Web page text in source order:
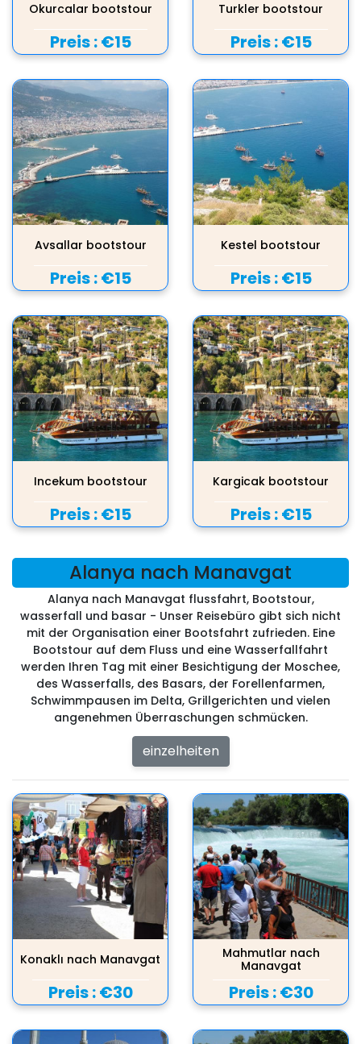
Okurcalar bootstour
Preis :€15
Turkler bootstour
Preis :€15
Avsallar bootstour
Preis :€15
Kestel bootstour
Preis :€15
Incekum bootstour
Preis :€15
Kargicak bootstour
Preis :€15
Alanya nach Manavgat
Alanya nach Manavgat flussfahrt, Bootstour,
wasserfall und basar - Unser Reisebüro gibt sich nicht
mit der Organisation einer Bootsfahrt zufrieden. Eine
Bootstour auf dem Fluss und eine Wasserfallfahrt
werden Ihren Tag mit einer Besichtigung der Moschee,
des Wasserfalls, des Basars, der Forellenfarmen,
Schwimmpausen im Delta, Grillgerichten und vielen
angenehmen Überraschungen schmücken.
einzelheiten
Konaklı nach Manavgat
Preis :€30
Mahmutlar nach
Manavgat
Preis :€30